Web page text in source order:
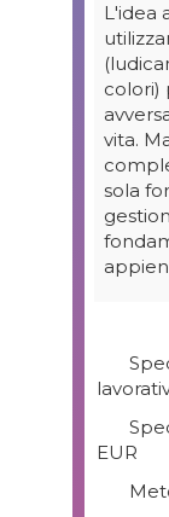
EUR
L'idea
colori)
vita.
sola